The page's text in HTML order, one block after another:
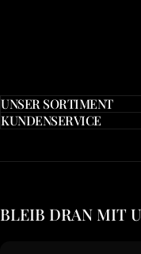
UNSER SORTIMENT
KUNDENSERVICE
BLEIB DRAN MIT